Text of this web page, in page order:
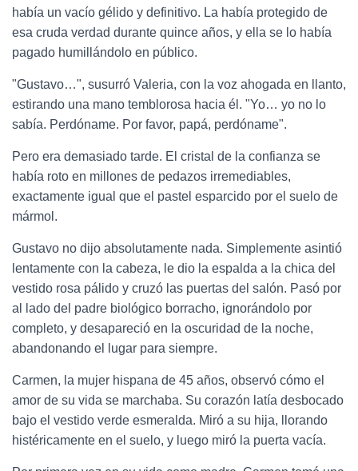
había un vacío gélido y definitivo. La había protegido de
esa cruda verdad durante quince años, y ella se lo había
pagado humillándolo en público.
"Gustavo…", susurró Valeria, con la voz ahogada en llanto,
estirando una mano temblorosa hacia él. "Yo… yo no lo
sabía. Perdóname. Por favor, papá, perdóname".
Pero era demasiado tarde. El cristal de la confianza se
había roto en millones de pedazos irremediables,
exactamente igual que el pastel esparcido por el suelo de
mármol.
Gustavo no dijo absolutamente nada. Simplemente asintió
lentamente con la cabeza, le dio la espalda a la chica del
vestido rosa pálido y cruzó las puertas del salón. Pasó por
al lado del padre biológico borracho, ignorándolo por
completo, y desapareció en la oscuridad de la noche,
abandonando el lugar para siempre.
Carmen, la mujer hispana de 45 años, observó cómo el
amor de su vida se marchaba. Su corazón latía desbocado
bajo el vestido verde esmeralda. Miró a su hija, llorando
histéricamente en el suelo, y luego miró la puerta vacía.